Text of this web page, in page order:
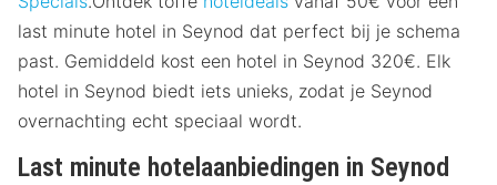
last minute hotel in Seynod dat perfect bij je schema
past. Gemiddeld kost een hotel in Seynod 320€. Elk
hotel in Seynod biedt iets unieks, zodat je Seynod
overnachting echt speciaal wordt.
Last minute hotelaanbiedingen in Seynod